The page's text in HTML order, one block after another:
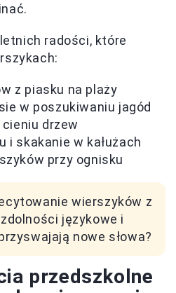
radości, które
z piasku na plaży
w poszukiwaniu jagód
drzew
i skakanie w kałużach
przy ognisku
wierszyków z
językowe i
nowe słowa?
przedszkolne